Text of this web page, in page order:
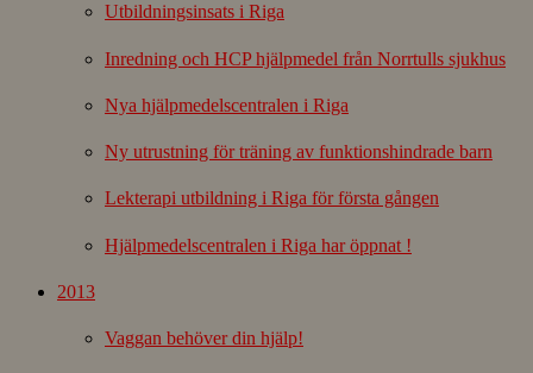
Utbildningsinsats i Riga
Inredning och HCP hjälpmedel från Norrtulls sjukhus
Nya hjälpmedelscentralen i Riga
Ny utrustning för träning av funktionshindrade barn
Lekterapi utbildning i Riga för första gången
Hjälpmedelscentralen i Riga har öppnat !
2013
Vaggan behöver din hjälp!